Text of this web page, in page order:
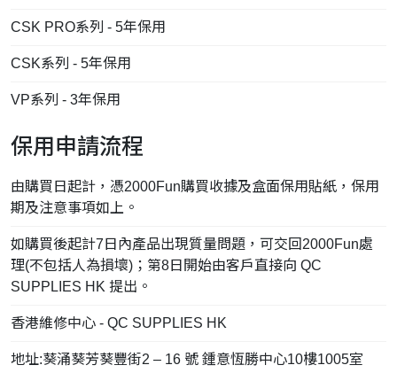
CSK PRO系列 - 5年保用
CSK系列 - 5年保用
VP系列 - 3年保用
保用申請流程
由購買日起計，憑2000Fun購買收據及盒面保用貼紙，保用
期及注意事項如上。
如購買後起計7日內產品出現質量問題，可交回2000Fun處
理(不包括人為損壞)；第8日開始由客戶直接向 QC
SUPPLIES HK 提出。
香港維修中心 - QC SUPPLIES HK
地址:葵涌葵芳葵豐街2 – 16 號 鍾意恆勝中心10樓1005室